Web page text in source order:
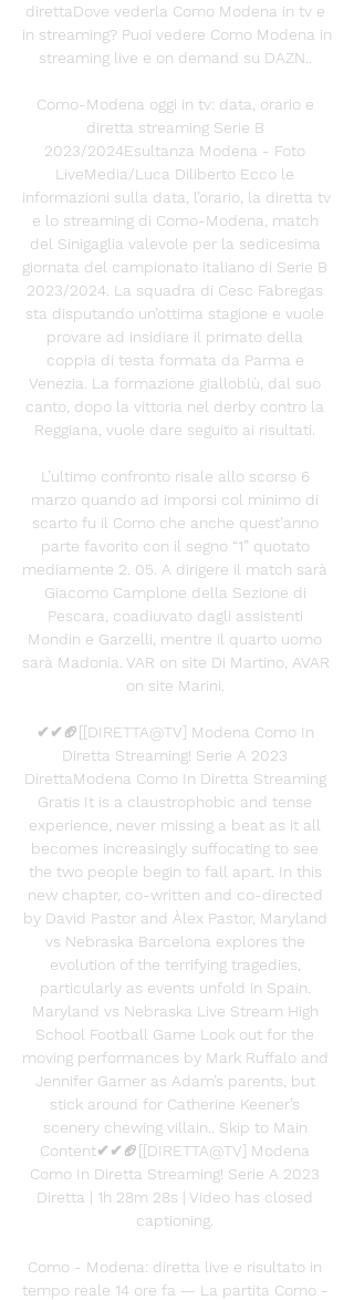
direttaDove vederla Como Modena in tv e
in streaming? Puoi vedere Como Modena in
streaming live e on demand su DAZN..
Como-Modena oggi in tv: data, orario e
diretta streaming Serie B
2023/2024Esultanza Modena - Foto
LiveMedia/Luca Diliberto Ecco le
informazioni sulla data, l’orario, la diretta tv
e lo streaming di Como-Modena, match
del Sinigaglia valevole per la sedicesima
giornata del campionato italiano di Serie B
2023/2024. La squadra di Cesc Fabregas
sta disputando un’ottima stagione e vuole
provare ad insidiare il primato della
coppia di testa formata da Parma e
Venezia. La formazione gialloblù, dal suo
canto, dopo la vittoria nel derby contro la
Reggiana, vuole dare seguito ai risultati.
L’ultimo confronto risale allo scorso 6
marzo quando ad imporsi col minimo di
scarto fu il Como che anche quest’anno
parte favorito con il segno “1” quotato
mediamente 2. 05. A dirigere il match sarà
Giacomo Camplone della Sezione di
Pescara, coadiuvato dagli assistenti
Mondin e Garzelli, mentre il quarto uomo
sarà Madonia. VAR on site Di Martino, AVAR
on site Marini.
✔✔🏈[[DIRETTA@TV] Modena Como In
Diretta Streaming! Serie A 2023
DirettaModena Como In Diretta Streaming
Gratis It is a claustrophobic and tense
experience, never missing a beat as it all
becomes increasingly suffocating to see
the two people begin to fall apart. In this
new chapter, co-written and co-directed
by David Pastor and Àlex Pastor, Maryland
vs Nebraska Barcelona explores the
evolution of the terrifying tragedies,
particularly as events unfold in Spain.
Maryland vs Nebraska Live Stream High
School Football Game Look out for the
moving performances by Mark Ruffalo and
Jennifer Garner as Adam’s parents, but
stick around for Catherine Keener’s
scenery chewing villain.. Skip to Main
Content✔✔🏈[[DIRETTA@TV] Modena
Como In Diretta Streaming! Serie A 2023
Diretta | 1h 28m 28s | Video has closed
captioning.
Como - Modena: diretta live e risultato in
tempo reale 14 ore fa — La partita Como -